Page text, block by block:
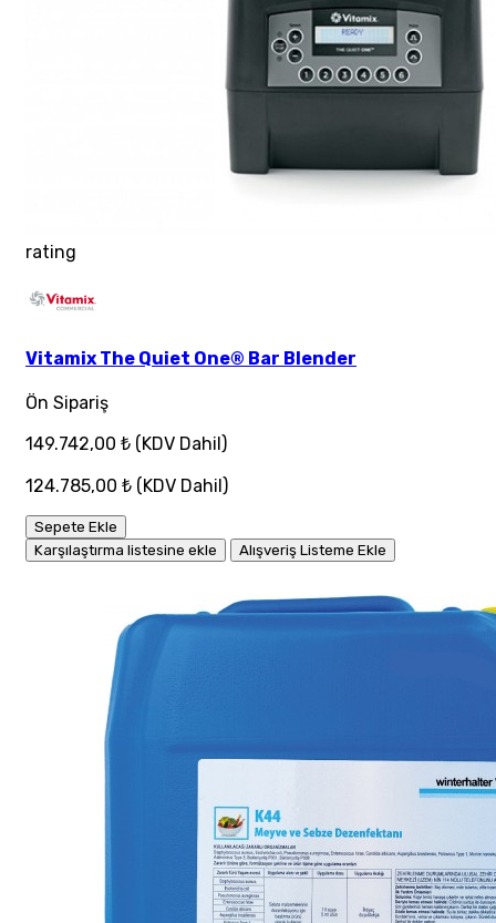
rating
Vitamix The Quiet One® Bar Blender
Ön Sipariş
149.742,00 ₺ (KDV Dahil)
124.785,00 ₺ (KDV Dahil)
Sepete Ekle
Karşılaştırma listesine ekle
Alışveriş Listeme Ekle